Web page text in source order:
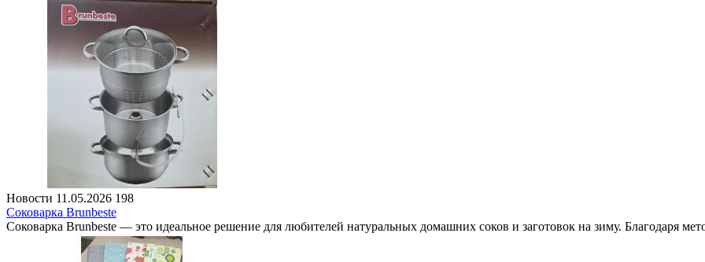
Новости 11.05.2026 198
Соковарка Brunbeste
Соковарка Brunbeste — это идеальное решение для любителей натуральных домашних соков и заготовок на зиму. Благодаря